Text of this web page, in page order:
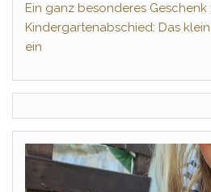
Ein ganz besonderes Geschenk
Kindergartenabschied: Das
ein